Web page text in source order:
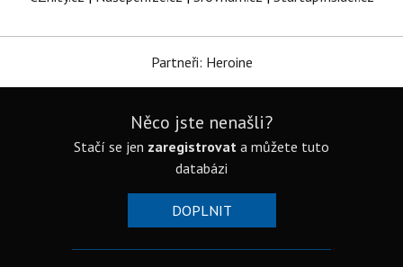
Partneři: Heroine
Něco jste nenašli?
Stačí se jen zaregistrovat a můžete tuto
databázi
DOPLNIT